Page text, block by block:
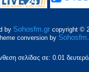
by Sohosfm.grcopyright ©
conversion by
σελίδας σε: 0.01